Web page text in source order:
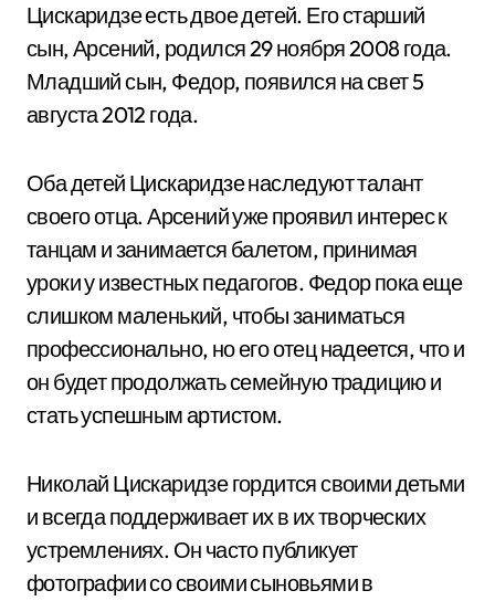
Цискаридзе есть двое детей. Его старший
сын, Арсений, родился 29 ноября 2008 года.
Младший сын, Федор, появился на свет 5
августа 2012 года.
Оба детей Цискаридзе наследуют талант
своего отца. Арсений уже проявил интерес к
танцам и занимается балетом, принимая
уроки у известных педагогов. Федор пока еще
слишком маленький, чтобы заниматься
профессионально, но его отец надеется, что и
он будет продолжать семейную традицию и
стать успешным артистом.
Николай Цискаридзе гордится своими детьми
и всегда поддерживает их в их творческих
устремлениях. Он часто публикует
фотографии со своими сыновьями в